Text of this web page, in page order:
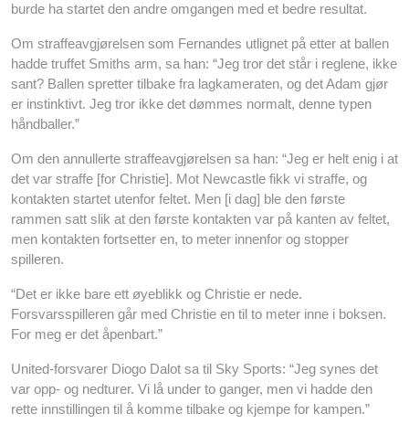
burde ha startet den andre omgangen med et bedre resultat.
Om straffeavgjørelsen som Fernandes utlignet på etter at ballen
hadde truffet Smiths arm, sa han: “Jeg tror det står i reglene, ikke
sant? Ballen spretter tilbake fra lagkameraten, og det Adam gjør
er instinktivt. Jeg tror ikke det dømmes normalt, denne typen
håndballer.”
Om den annullerte straffeavgjørelsen sa han: “Jeg er helt enig i at
det var straffe [for Christie]. Mot Newcastle fikk vi straffe, og
kontakten startet utenfor feltet. Men [i dag] ble den første
rammen satt slik at den første kontakten var på kanten av feltet,
men kontakten fortsetter en, to meter innenfor og stopper
spilleren.
“Det er ikke bare ett øyeblikk og Christie er nede.
Forsvarsspilleren går med Christie en til to meter inne i boksen.
For meg er det åpenbart.”
United-forsvarer Diogo Dalot sa til Sky Sports: “Jeg synes det
var opp- og nedturer. Vi lå under to ganger, men vi hadde den
rette innstillingen til å komme tilbake og kjempe for kampen.”